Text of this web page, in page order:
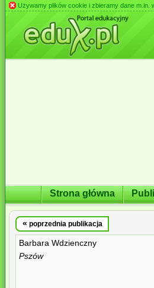
Używamy plików cookie i zbieramy dane
Strona główna
« poprzednia publikacja
Barbara Wdzienczny
Pszów